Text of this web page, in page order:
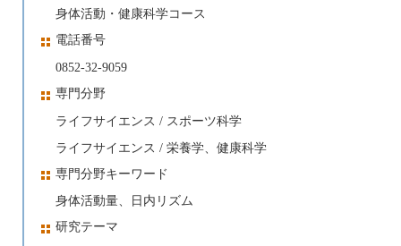
身体活動・健康科学コース
電話番号
0852-32-9059
専門分野
ライフサイエンス / スポーツ科学
ライフサイエンス / 栄養学、健康科学
専門分野キーワード
身体活動量、日内リズム
研究テーマ